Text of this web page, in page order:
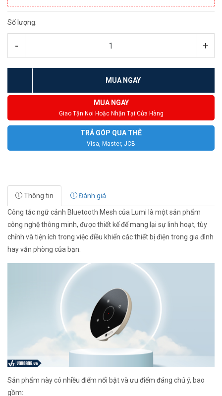
Số lượng:
- +
MUA NGAY
MUA NGAY
Giao Tận Nơi Hoặc Nhận Tại Cửa Hàng
TRẢ GÓP QUA THẺ
Visa, Master, JCB
Thông tin Đánh giá
Công tắc ngữ cảnh Bluetooth Mesh của Lumi là một sản phẩm
công nghệ thông minh, được thiết kế để mang lại sự linh hoạt, tùy
chỉnh và tiện ích trong việc điều khiển các thiết bị điện trong gia đình
hay văn phòng của bạn.
Sản phẩm này có nhiều điểm nổi bật và ưu điểm đáng chú ý, bao
gồm: